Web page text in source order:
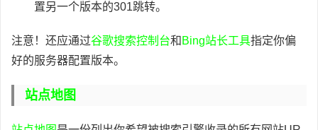
置另一个版本的301跳转。
注意！还应通过谷歌搜索控制台和 Bing站长工具指定你偏
好的服务器配置版本。
站点地图